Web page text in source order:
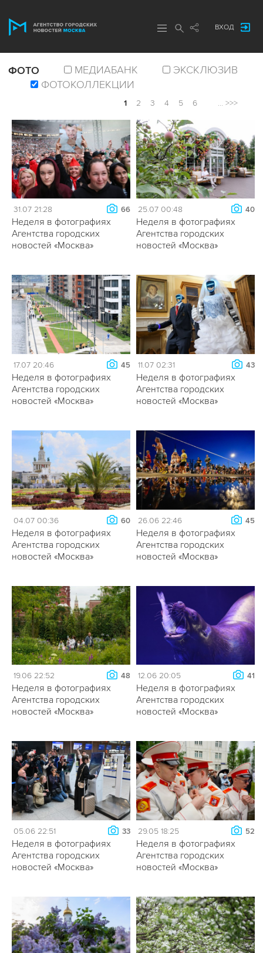
ВХОД
ФОТО МЕДИАБАНК
ЭКСКЛЮЗИВ
ФОТОКОЛЛЕКЦИИ
1 2 3 4 5 6 ... >>>
31.07 21:28 66
Неделя в фотографиях
Агентства городских
новостей «Москва»
25.07 00:48 40
Неделя в фотографиях
Агентства городских
новостей «Москва»
17.07 20:46 45
Неделя в фотографиях
Агентства городских
новостей «Москва»
11.07 02:31 43
Неделя в фотографиях
Агентства городских
новостей «Москва»
04.07 00:36 60
Неделя в фотографиях
Агентства городских
новостей «Москва»
26.06 22:46 45
Неделя в фотографиях
Агентства городских
новостей «Москва»
19.06 22:52 48
Неделя в фотографиях
Агентства городских
новостей «Москва»
12.06 20:05 41
Неделя в фотографиях
Агентства городских
новостей «Москва»
05.06 22:51 33
Неделя в фотографиях
Агентства городских
новостей «Москва»
29.05 18:25 52
Неделя в фотографиях
Агентства городских
новостей «Москва»